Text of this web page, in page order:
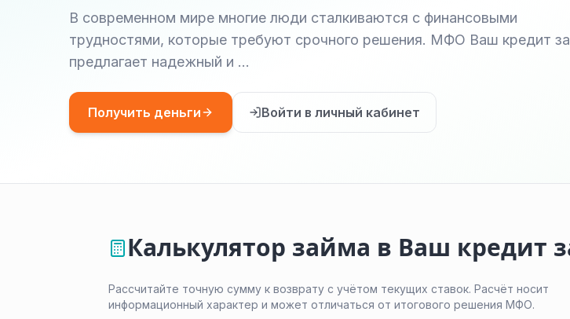
В современном мире многие люди сталкиваются с финансовыми
трудностями, которые требуют срочного решения. МФО Ваш кредит
предлагает надежный и …
Получить деньги Войти в личный кабинет
Калькулятор займа в Ваш кредит
Рассчитайте точную сумму к возврату с учётом текущих ставок. Расчёт носит
информационный характер и может отличаться от итогового решения МФО.